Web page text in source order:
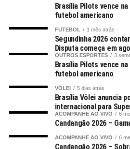
Brasília Pilots vence
futebol americano
FUTEBOL 1 mês atrás
Segundinha 2026
Disputa começa em
OUTROS ESPORTES 3
Brasília Pilots vence
futebol americano
VÔLEI 5 dias atrás
Brasília Vôlei anuncia
internacional para
ACOMPANHE AO VIVO 6
Candangão 2026 –
ACOMPANHE AO VIVO 6
Candangão 2026 –